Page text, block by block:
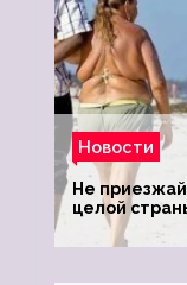
Новости
Не
целой
туристки